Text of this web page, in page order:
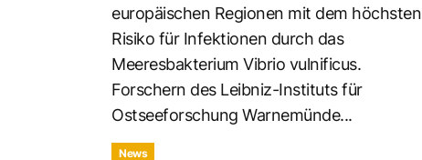
europäischen Regionen mit dem höchsten
Risiko für Infektionen durch das
Meeresbakterium Vibrio vulnificus.
Forschern des Leibniz-Instituts für
Ostseeforschung Warnemünde...
News